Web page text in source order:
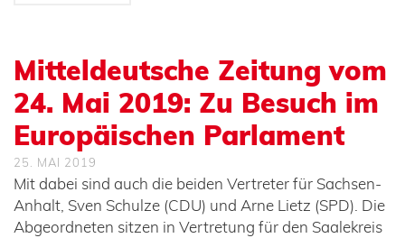
Mitteldeutsche Zeitung vom
24. Mai 2019: Zu Besuch im
Europäischen Parlament
25. MAI 2019
Mit dabei sind auch die beiden Vertreter für Sachsen-
Anhalt, Sven Schulze (CDU) und Arne Lietz (SPD). Die
Abgeordneten sitzen in Vertretung für den Saalekreis